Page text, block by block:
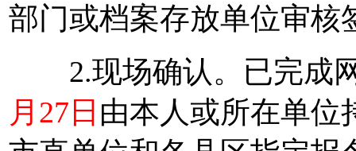
部门或档案存放单位审核
2.现场确认。已完成
月27日 由本人或所在单位